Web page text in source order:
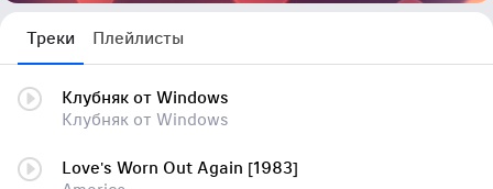
Треки Плейлисты
Клубняк от Windows
Клубняк от Windows
Love's Worn Out Again [1983]